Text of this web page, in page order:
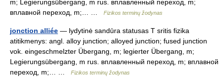
m; Legierungsübergang, m rus. вплавленный переход, m;
вплавной переход, m;… …
Fizikos terminų žodynas
jonction alliée — lydytinė sandūra statusas T sritis fizika
atitikmenys: angl. alloy junction; alloyed junction; fused junction
vok. eingeschmelzter Übergang, m; legierter Übergang, m;
Legierungsübergang, m rus. вплавленный переход, m; вплавной
переход, m;… …
Fizikos terminų žodynas